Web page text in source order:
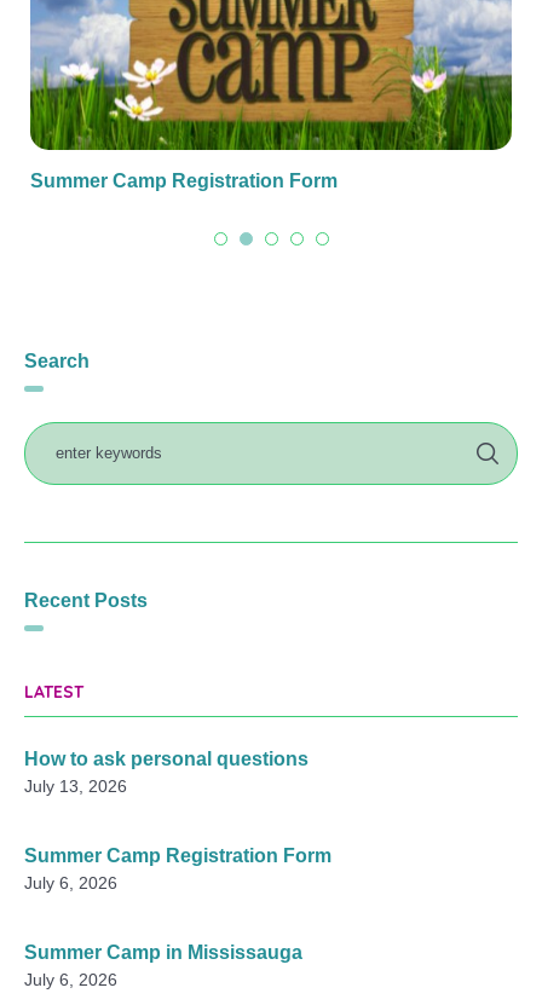
Summer Camp Registration Form
Search
Recent Posts
LATEST
How to ask personal questions
July 13, 2026
Summer Camp Registration Form
July 6, 2026
Summer Camp in Mississauga
July 6, 2026